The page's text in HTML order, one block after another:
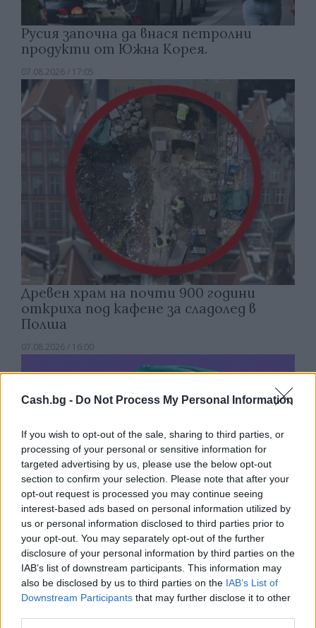
Cash.bg - Do Not Process My Personal Information
If you wish to opt-out of the sale, sharing to third parties, or
processing of your personal or sensitive information for
targeted advertising by us, please use the below opt-out
section to confirm your selection. Please note that after your
opt-out request is processed you may continue seeing
interest-based ads based on personal information utilized by
us or personal information disclosed to third parties prior to
your opt-out. You may separately opt-out of the further
disclosure of your personal information by third parties on the
IAB’s list of downstream participants. This information may
also be disclosed by us to third parties on the IAB’s List of
Downstream Participants that may further disclose it to other
Русия започна да внася петролни
продукти от Южна Корея.
07.08.2026 / 17:05
Древен храм на почти 900 години
откриха под кафене за сладолед в
Полша
07.08.2026 / 16:00
Изкуствен интелект за първи път
създаде нови жизнеспособни вируси